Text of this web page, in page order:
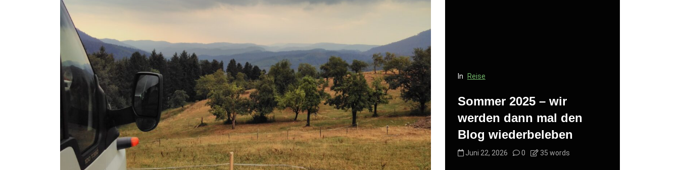
In Reise
Sommer 2025 – wir
werden dann mal den
Blog wiederbeleben
Juni 22, 2026 0 35 words
In Reise
Kurzer Test fürs editieren
des Blog mittels Tusky
(Mastodon App).
Juni 22, 2026 0 12 words
In Reise
Sommer 2025 – wir
werden dann mal den
Blog wiederbeleben
Juni 22, 2026 0 35 words